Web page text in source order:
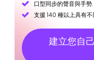
口型同步的聲音與手勢.
支援 140 種以上具有
建立您自